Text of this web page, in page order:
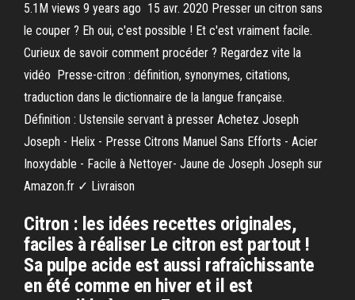
5.1M views 9 years ago 15 avr. 2020 Presser un citron sans
le couper ? Eh oui, c'est possible ! Et c'est vraiment facile.
Curieux de savoir comment procéder ? Regardez vite la
vidéo Presse-citron : définition, synonymes, citations,
traduction dans le dictionnaire de la langue française.
Définition : Ustensile servant à presser Achetez Joseph
Joseph - Helix - Presse Citrons Manuel Sans Efforts - Acier
Inoxydable - Facile à Nettoyer- Jaune de Joseph Joseph sur
Amazon.fr ✓ Livraison
Citron : les idées recettes originales,
faciles à réaliser Le citron est partout !
Sa pulpe acide est aussi rafraîchissante
en été comme en hiver et il est